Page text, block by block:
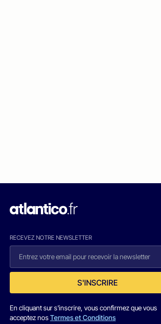
RECEVEZ NOTRE NEWSLETTER
S'INSCRIRE
En cliquant sur s'inscrire, vous confirmez que vous
acceptez nosTermes et Conditions